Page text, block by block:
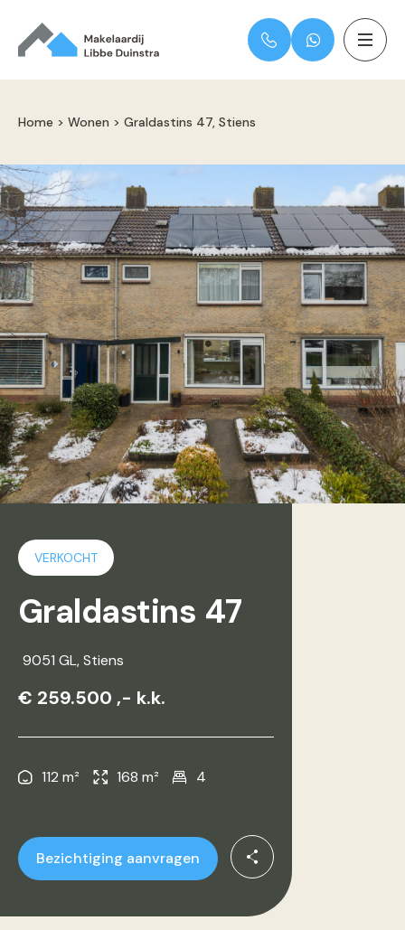
Home > Wonen > Graldastins 47, Stiens
VERKOCHT
Graldastins 47
9051 GL, Stiens
€ 259.500 ,- k.k.
112 m² 168 m² 4
Bezichtiging aanvragen